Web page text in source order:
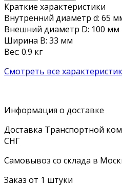
Краткие характеристики
Внутренний диаметр d: 65
Внешний диаметр D: 100 мм
Ширина B: 33 мм
Вес: 0.9 кг
Смотреть все
Информация о доставке
Доставка Транспортной
СНГ
Самовывоз со склада в
Заказ от 1 штуки